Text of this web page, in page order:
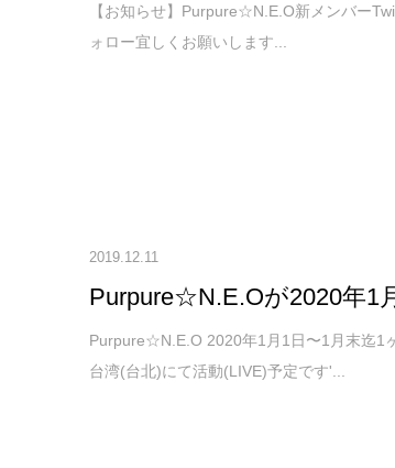
【お知らせ】Purpure☆N.E.O新メンバー
ォロー宜しくお願いします...
2019.12.11
Purpure☆N.E.Oが2020年1
Purpure☆N.E.O 2020年1月1日〜1月末迄1
台湾(台北)にて活動(LIVE)予定です'...